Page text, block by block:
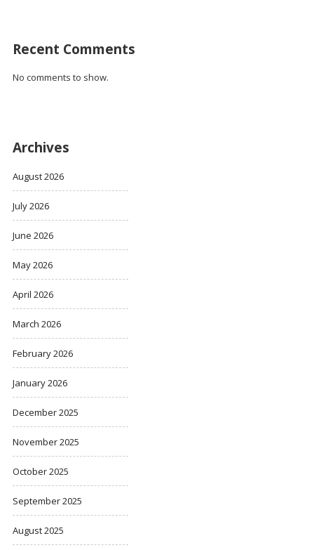
Recent Comments
No comments to show.
Archives
August 2026
July 2026
June 2026
May 2026
April 2026
March 2026
February 2026
January 2026
December 2025
November 2025
October 2025
September 2025
August 2025